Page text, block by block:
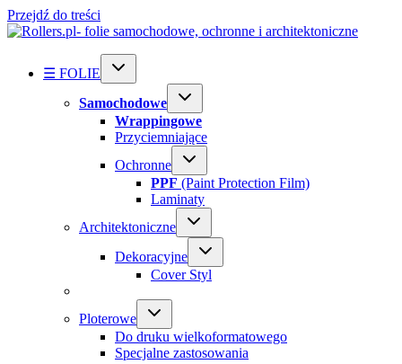
Przejdź do treści
☰ FOLIE
Samochodowe
Wrappingowe
Przyciemniające
Ochronne
PPF (Paint Protection Film)
Laminaty
Architektoniczne
Dekoracyjne
Cover Styl
Ploterowe
Do druku wielkoformatowego
Specjalne zastosowania